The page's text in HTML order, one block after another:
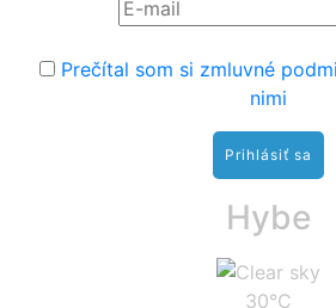
Prečítal som si zmluvné
nimi
Hybe
30°C